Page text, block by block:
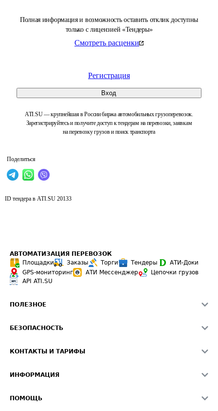
Полная информация и возможность оставить отклик доступны
только с лицензией «Тендеры»
Смотреть расценки
Регистрация
Вход
ATI.SU — крупнейшая в России биржа автомобильных грузоперевозок.
Зарегистрируйтесь и получите доступ к тендерам на перевозки, заявкам
на перевозку грузов и поиск транспорта
Поделиться
ID тендера в ATI.SU 20133
АВТОМАТИЗАЦИЯ ПЕРЕВОЗОК
Площадки
Заказы Торги Тендеры
АТИ-Доки
GPS-мониторинг
АТИ Мессенджер
Цепочки грузов
API ATI.SU
ПОЛЕЗНОЕ
Звезды ATI.SU на вашем сайте
Средние ставки
БЕЗОПАСНОСТЬ
Светофор+
О формировании Паспорта
КОНТАКТЫ И ТАРИФЫ
Реклама на сайте
ИНФОРМАЦИЯ
ПОМОЩЬ